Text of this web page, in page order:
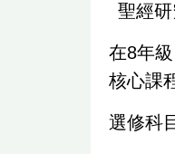
聖經
在8年
核心課
選修科